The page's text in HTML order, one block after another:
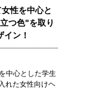
性を中心と
つ色"を取り
イン！
中心とした学生
れた女性向けヘ